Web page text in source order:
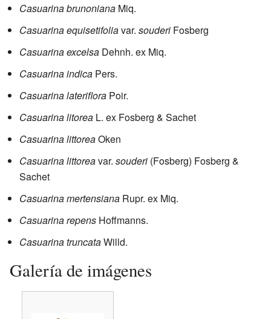
Casuarina brunoniana Miq.
Casuarina equisetifoliavar. souderi Fosberg
Casuarina excelsa Dehnh. ex Miq.
Casuarina indica Pers.
Casuarina lateriflora Poir.
Casuarina litorea L. ex Fosberg & Sachet
Casuarina littoreaOken
Casuarina littoreavar. souderi (Fosberg) Fosberg &
Sachet
Casuarina mertensiana Rupr. ex Miq.
Casuarina repens Hoffmanns.
Casuarina truncataWilld.
Galería de imágenes